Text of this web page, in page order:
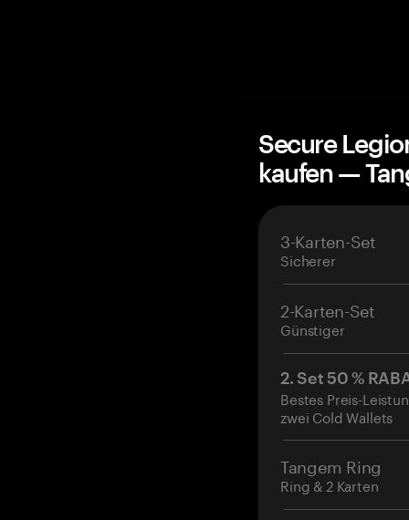
Secure
kaufen —
3-Karten-Set
Sicherer
2-Karten-Set
Günstiger
2. Set 50 %
Bestes Preis-
zwei Cold Wallets
Tangem Ring
Ring & 2 Karten